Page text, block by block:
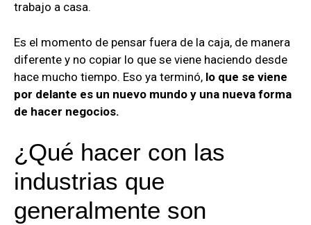
trabajo a casa.
Es el momento de pensar fuera de la caja, de manera
diferente y no copiar lo que se viene haciendo desde
hace mucho tiempo. Eso ya terminó, lo que se viene
por delante es un nuevo mundo y una nueva forma
de hacer negocios.
¿Qué hacer con las
industrias que
generalmente son